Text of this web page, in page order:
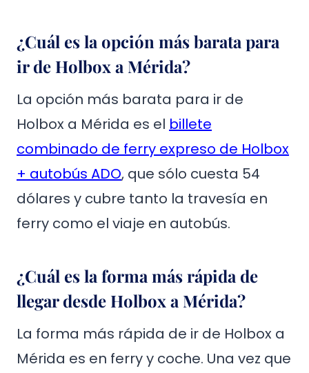
¿Cuál es la opción más barata para
ir de Holbox a Mérida?
La opción más barata para ir de
Holbox a Mérida es el billete
combinado de ferry expreso de Holbox
+ autobús ADO, que sólo cuesta 54
dólares y cubre tanto la travesía en
ferry como el viaje en autobús.
¿Cuál es la forma más rápida de
llegar desde Holbox a Mérida?
La forma más rápida de ir de Holbox a
Mérida es en ferry y coche. Una vez que